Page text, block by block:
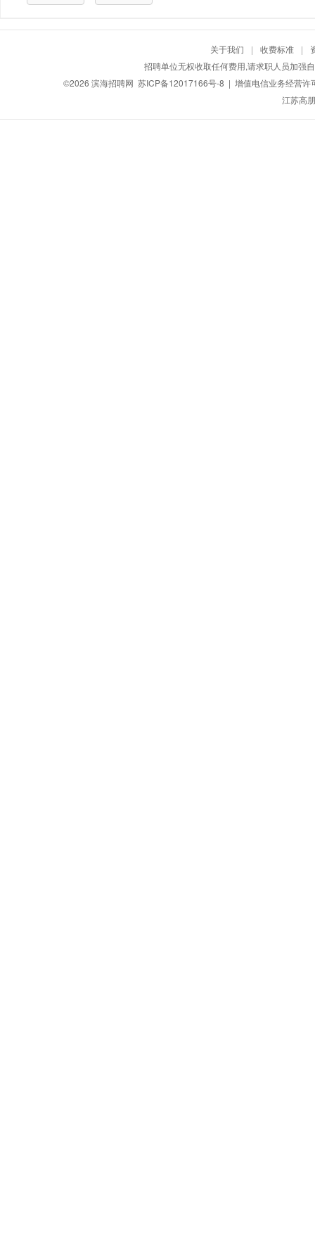
关于我们 | 收费标准 |
招聘单位无权收取任何费用,请求职人员加强
©2026 滨海招聘网 苏ICP备12017166号-8 | 增值电信业务经营
江苏高